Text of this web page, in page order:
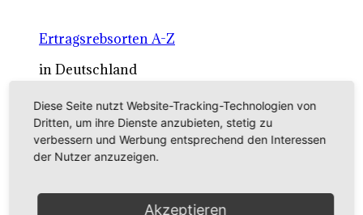
Ertragsrebsorten A-Z
in Deutschland
Rebsorten international
externe Links
Tafeltraubensorten
Diese Seite nutzt Website-Tracking-Technologien von
Dritten, um ihre Dienste anzubieten, stetig zu
verbessern und Werbung entsprechend den Interessen
der Nutzer anzuzeigen.
Akzeptieren